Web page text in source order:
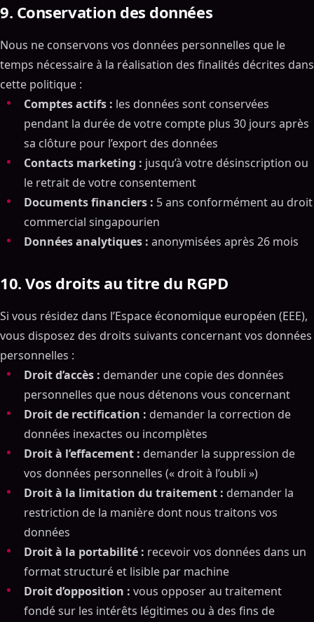
9. Conservation des données
Nous ne conservons vos données personnelles que le
temps nécessaire à la réalisation des finalités décrites dans
cette politique :
Comptes actifs : les données sont conservées
pendant la durée de votre compte plus 30 jours après
sa clôture pour l’export des données
Contacts marketing : jusqu’à votre désinscription ou
le retrait de votre consentement
Documents financiers : 5 ans conformément au droit
commercial singapourien
Données analytiques : anonymisées après 26 mois
10. Vos droits au titre du RGPD
Si vous résidez dans l’Espace économique européen (EEE),
vous disposez des droits suivants concernant vos données
personnelles :
Droit d’accès : demander une copie des données
personnelles que nous détenons vous concernant
Droit de rectification : demander la correction de
données inexactes ou incomplètes
Droit à l’effacement : demander la suppression de
vos données personnelles (« droit à l’oubli »)
Droit à la limitation du traitement : demander la
restriction de la manière dont nous traitons vos
données
Droit à la portabilité : recevoir vos données dans un
format structuré et lisible par machine
Droit d’opposition : vous opposer au traitement
fondé sur les intérêts légitimes ou à des fins de